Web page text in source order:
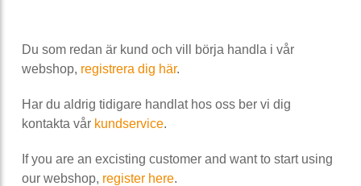
Du som redan är kund och vill börja handla i vår
webshop, registrera dig här.
Har du aldrig tidigare handlat hos oss ber vi dig
kontakta vår kundservice.
If you are an excisting customer and want to start using
our webshop, register here.